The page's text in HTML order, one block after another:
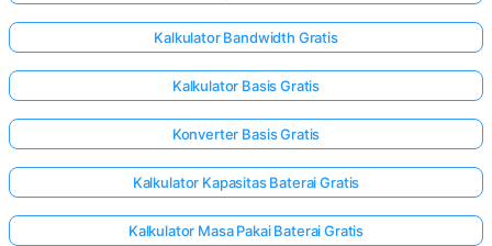
Kalkulator Bandwidth Gratis
Kalkulator Basis Gratis
Konverter Basis Gratis
Kalkulator Kapasitas Baterai Gratis
Kalkulator Masa Pakai Baterai Gratis